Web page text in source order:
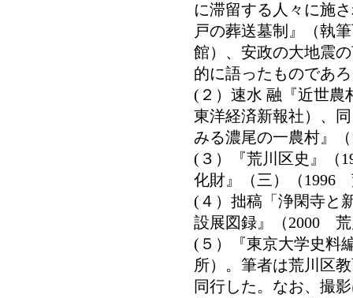
に滞留する人々に施
戸の葬送墓制』（執
館）、安政の大地震
的に語ったものであ
(２）速水 融『近世農
東洋経済新報社）、
みる濃尾の一農村』
(３）『荒川区史』（
化財』（三）（1996
(４）拙稿「浄閑寺と
設展図録』（2000
(５）『東京大学史料
所）。筆者は荒川区
同行した。なお、撮